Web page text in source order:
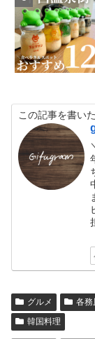
この記事を書い
グルメ 各務
韓国料理